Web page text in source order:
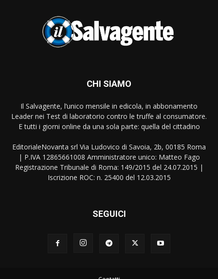
CHI SIAMO
Il Salvagente, l’unico mensile in edicola, in abbonamento
Leader nei Test di laboratorio contro le truffe al consumatore.
E tutti i giorni online da una sola parte: quella del cittadino
EditorialeNovanta srl Via Ludovico di Savoia, 2b, 00185 Roma
| P.IVA 12865661008 Amministratore unico: Matteo Fago
Registrazione Tribunale di Roma: 149/2015 del 24.07.2015 |
Iscrizione ROC: n. 25400 del 12.03.2015
SEGUICI